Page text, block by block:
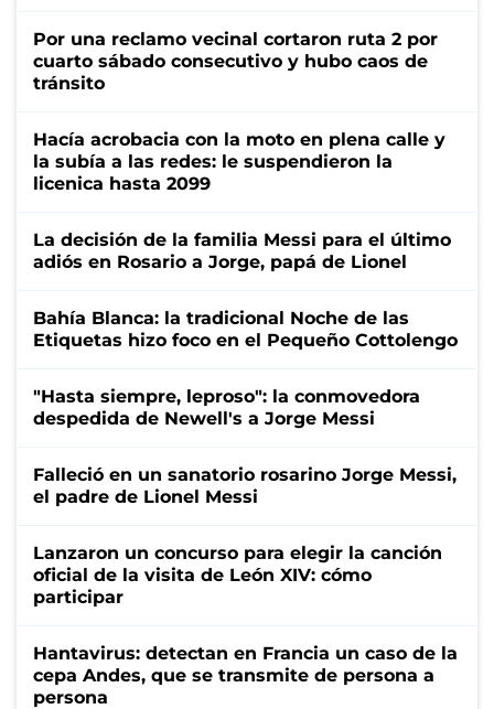
Por una reclamo vecinal cortaron ruta 2 por
cuarto sábado consecutivo y hubo caos de
tránsito
Hacía acrobacia con la moto en plena calle y
la subía a las redes: le suspendieron la
licenica hasta 2099
La decisión de la familia Messi para el último
adiós en Rosario a Jorge, papá de Lionel
Bahía Blanca: la tradicional Noche de las
Etiquetas hizo foco en el Pequeño Cottolengo
"Hasta siempre, leproso": la conmovedora
despedida de Newell's a Jorge Messi
Falleció en un sanatorio rosarino Jorge Messi,
el padre de Lionel Messi
Lanzaron un concurso para elegir la canción
oficial de la visita de León XIV: cómo
participar
Hantavirus: detectan en Francia un caso de la
cepa Andes, que se transmite de persona a
persona